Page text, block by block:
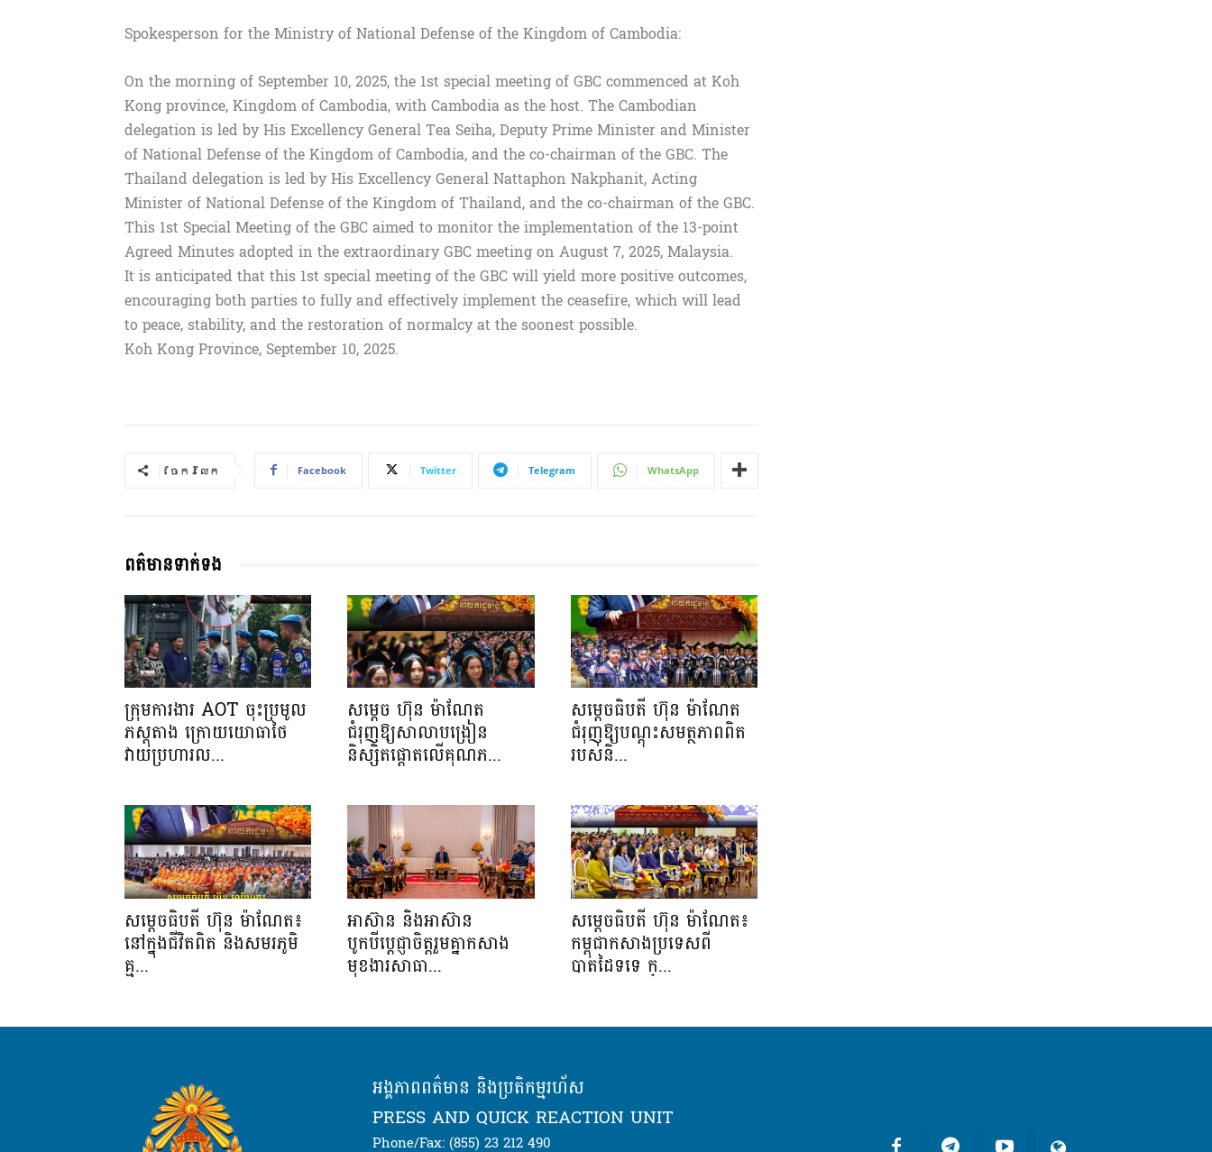
Spokesperson for the Ministry of National Defense of the Kingdom of Cambodia:
On the morning of September 10, 2025, the 1st special meeting of GBC commenced at Koh
Kong province, Kingdom of Cambodia, with Cambodia as the host. The Cambodian
delegation is led by His Excellency General Tea Seiha, Deputy Prime Minister and Minister
of National Defense of the Kingdom of Cambodia, and the co-chairman of the GBC. The
Thailand delegation is led by His Excellency General Nattaphon Nakphanit, Acting
Minister of National Defense of the Kingdom of Thailand, and the co-chairman of the GBC.
This 1st Special Meeting of the GBC aimed to monitor the implementation of the 13-point
Agreed Minutes adopted in the extraordinary GBC meeting on August 7, 2025, Malaysia.
It is anticipated that this 1st special meeting of the GBC will yield more positive outcomes,
encouraging both parties to fully and effectively implement the ceasefire, which will lead
to peace, stability, and the restoration of normalcy at the soonest possible.
Koh Kong Province, September 10, 2025.
ចែករំលែក Facebook Twitter Telegram WhatsApp
ពត៌មានទាក់ទង
ក្រុមការងារ AOT ចុះប្រមូល
ភស្តុតាង ក្រោយយោធាថៃ
វាយប្រហារល...
សម្តេច ហ៊ុន ម៉ាណែត
ជំរុញឱ្យសាលាបង្រៀន
និស្សិតផ្តោតលើគុណភ...
សម្តេចធិបតី ហ៊ុន ម៉ាណែត
ជំរុញឱ្យបណ្តុះសមត្ថភាពពិត
របស់និ...
សម្តេចធិបតី ហ៊ុន ម៉ាណែត៖
នៅក្នុងជីវិតពិត និងសមរភូមិ
គ្ម...
អាស៊ាន និងអាស៊ាន
បូកបីប្តេជ្ញាចិត្តរួមគ្នាកសាង
មុខងារសាធា...
សម្ដេចធិបតី ហ៊ុន ម៉ាណែត៖
កម្ពុជាកសាងប្រទេសពី
បាតដៃទទេ ក្...
អង្គភាពពត៌មាន និងប្រតិកម្មរហ័ស
PRESS AND QUICK REACTION UNIT
Phone/Fax: (855) 23 212 490